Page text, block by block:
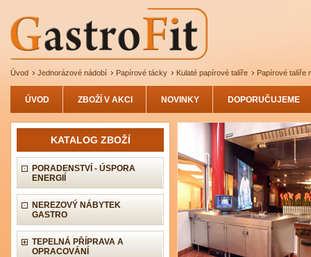
Úvod Jednorázové nádobí Papírové tácky Kulaté papírové talíře Papírové talíře
ÚVOD ZBOŽÍ V AKCI NOVINKY DOPORUČUJEME
KATALOG ZBOŽÍ
PORADENSTVÍ - ÚSPORA
ENERGIÍ
NEREZOVÝ NÁBYTEK
GASTRO
TEPELNÁ PŘÍPRAVA A
OPRACOVÁNÍ